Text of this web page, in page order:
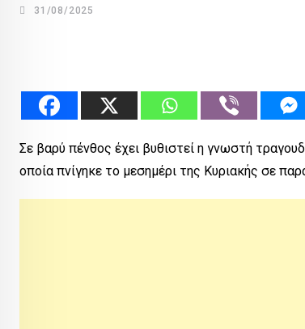
31/08/2025
Σε βαρύ πένθος έχει βυθιστεί η γνωστή
οποία πνίγηκε το μεσημέρι της Κυριακής σε